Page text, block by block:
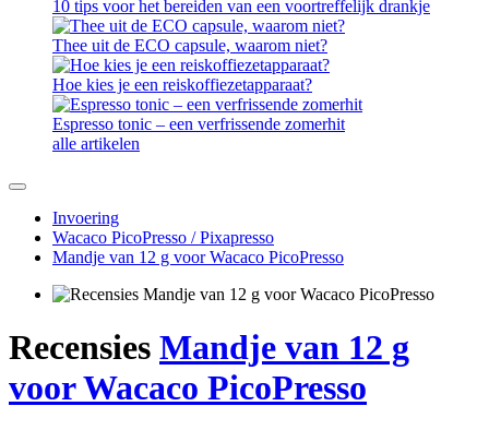
10 tips voor het bereiden van een voortreffelijk drankje
Thee uit de ECO capsule, waarom niet?
Hoe kies je een reiskoffiezetapparaat?
Espresso tonic – een verfrissende zomerhit
alle artikelen
Invoering
Wacaco PicoPresso / Pixapresso
Mandje van 12 g voor Wacaco PicoPresso
Recensies Mandje van 12 g
voor Wacaco PicoPresso